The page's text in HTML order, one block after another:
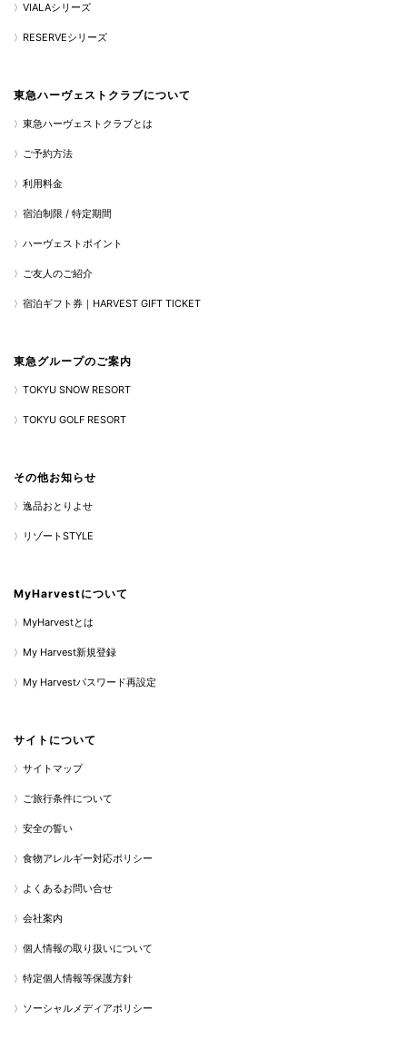
VIALAシリーズ
RESERVEシリーズ
東急ハーヴェストクラブについて
東急ハーヴェストクラブとは
ご予約方法
利用料金
宿泊制限 / 特定期間
ハーヴェストポイント
ご友人のご紹介
宿泊ギフト券｜HARVEST GIFT TICKET
東急グループのご案内
TOKYU SNOW RESORT
TOKYU GOLF RESORT
その他お知らせ
逸品おとりよせ
リゾートSTYLE
MyHarvestについて
MyHarvestとは
My Harvest新規登録
My Harvestパスワード再設定
サイトについて
サイトマップ
ご旅行条件について
安全の誓い
食物アレルギー対応ポリシー
よくあるお問い合せ
会社案内
個人情報の取り扱いについて
特定個人情報等保護方針
ソーシャルメディアポリシー